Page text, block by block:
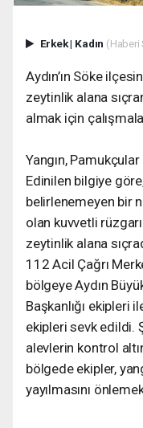
Erkek| Kadın (Haberi
Aydın’ın Söke
zeytinlik alana
almak için
Yangın,
Edinilen bilgiye
belirlenemeyen bir
olan kuvvetli
zeytinlik alana
112 Acil Çağrı
bölgeye Aydın
Başkanlığı ekipleri
ekipleri sevk edildi.
alevlerin kontrol
bölgede ekipler,
yayılmasını